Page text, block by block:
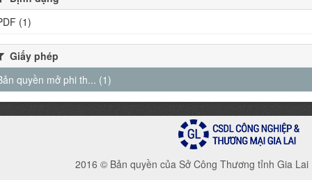
(1)
Giấy phép
quyền mở phi th... (1)
2016 © Bản quyền của Sở Công Thương tỉnh Gia Lai